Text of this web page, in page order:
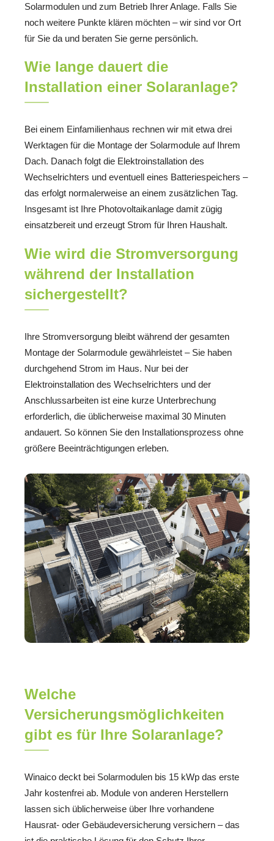
Solarmodulen und zum Betrieb Ihrer Anlage. Falls Sie
noch weitere Punkte klären möchten – wir sind vor Ort
für Sie da und beraten Sie gerne persönlich.
Wie lange dauert die
Installation einer Solaranlage?
Bei einem Einfamilienhaus rechnen wir mit etwa drei
Werktagen für die Montage der Solarmodule auf Ihrem
Dach. Danach folgt die Elektroinstallation des
Wechselrichters und eventuell eines Batteriespeichers –
das erfolgt normalerweise an einem zusätzlichen Tag.
Insgesamt ist Ihre Photovoltaikanlage damit zügig
einsatzbereit und erzeugt Strom für Ihren Haushalt.
Wie wird die Stromversorgung
während der Installation
sichergestellt?
Ihre Stromversorgung bleibt während der gesamten
Montage der Solarmodule gewährleistet – Sie haben
durchgehend Strom im Haus. Nur bei der
Elektroinstallation des Wechselrichters und der
Anschlussarbeiten ist eine kurze Unterbrechung
erforderlich, die üblicherweise maximal 30 Minuten
andauert. So können Sie den Installationsprozess ohne
größere Beeinträchtigungen erleben.
Welche
Versicherungsmöglichkeiten
gibt es für Ihre Solaranlage?
Winaico deckt bei Solarmodulen bis 15 kWp das erste
Jahr kostenfrei ab. Module von anderen Herstellern
lassen sich üblicherweise über Ihre vorhandene
Hausrat- oder Gebäudeversicherung versichern – das